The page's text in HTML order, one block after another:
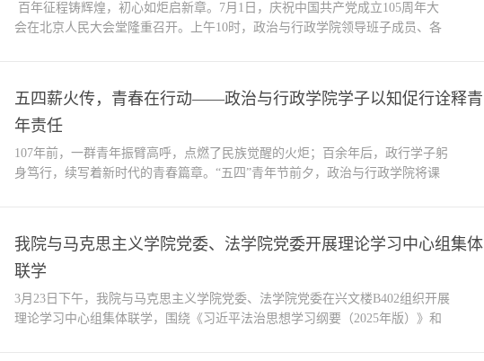
百年征程铸辉煌，初心如炬启新章。7月1日，庆祝中国共产党成立105周年大
会在北京人民大会堂隆重召开。上午10时，政治与行政学院领导班子成员、各
悟百年党史的磅礴伟力，汲取砥砺前行的奋进力量。盛会启幕，初心滚烫。伴
随着庄严雄壮的国歌，师生肃立，齐声高唱，激昂嘹亮的旋律饱...
五四薪火传，青春在行动——政治与行政学院学子以知促行诠释青
年责任
107年前，一群青年振臂高呼，点燃了民族觉醒的火炬；百余年后，政行学子躬
身笃行，续写着新时代的青春篇章。“五四”青年节前夕，政治与行政学院将课
的热度反哺社会生活，在“向上追寻”与“向下扎根”的双向奔赴中，交出了一份
知行合一的青春答卷。 向上追寻：在觉悟社的砖瓦间...
我院与马克思主义学院党委、法学院党委开展理论学习中心组集体
联学
3月23日下午，我院与马克思主义学院党委、法学院党委在兴文楼B402组织开展
理论学习中心组集体联学，围绕《习近平法治思想学习纲要（2025年版）》和